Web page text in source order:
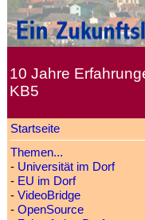
10 Jahre
KB5
Startseite
Themen...
- Universität im Dorf
- EU im Dorf
- VideoBridge
- OpenSource